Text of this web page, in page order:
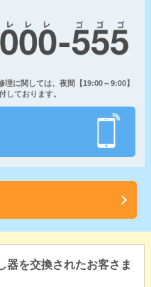
に関しては、夜間【19:00～9:00】
しております。
器を交換されたお客さま